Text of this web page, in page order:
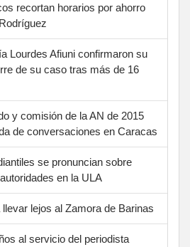
recortan horarios por ahorro
Lourdes Afiuni confirmaron su
de su caso tras más de 16
y comisión de la AN de 2015
de conversaciones en Caracas
se pronuncian sobre
en la ULA
lejos al Zamora de Barinas
al servicio del periodista